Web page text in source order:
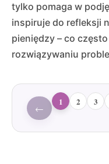
tylko pomaga w
inspiruje do refleksji
pieniędzy – co
rozwiązywaniu
←
1 2 3